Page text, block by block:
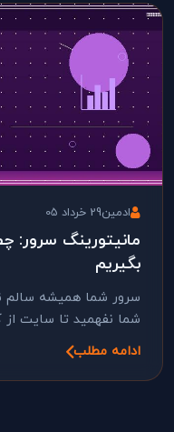
ادمین29 خرداد 05
مانیتورینگ سرور:
بگیریم
سرور شما همیشه
شما نفهمید تا سایت از
ادامه مطلب